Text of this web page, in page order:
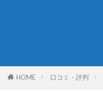
HOME 口コミ・評判